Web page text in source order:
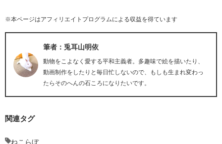
※本ページはアフィリエイトプログラムによる収益を得ています
筆者：兎耳山明依
動物をこよなく愛する平和主義者。多趣味で絵を描いたり、
動画制作をしたりと毎日忙しないので、もしも生まれ変わっ
たらそのへんの石ころになりたいです。
関連タグ
ねこらぼ